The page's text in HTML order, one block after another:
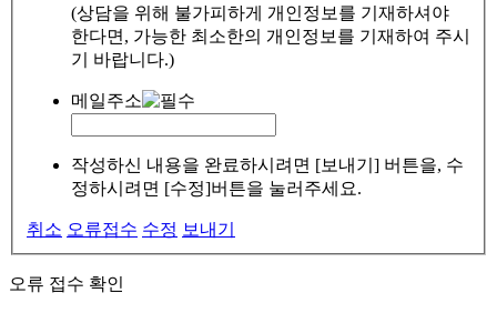
(상담을 위해 불가피하게 개인정보를 기재하셔야
한다면, 가능한 최소한의 개인정보를 기재하여 주시
기 바랍니다.)
메일주소
작성하신 내용을 완료하시려면 [보내기] 버튼을, 수
정하시려면 [수정]버튼을 눌러주세요.
취소 오류접수 수정 보내기
오류 접수 확인